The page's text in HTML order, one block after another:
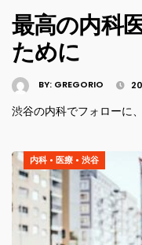
最高の内科
ために
BY: GREGORIO
渋谷の内科でフォローに
内科 • 医療 • 渋谷